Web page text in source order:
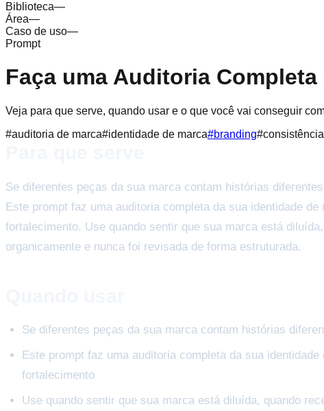
Biblioteca—
Área—
Caso de uso—
Prompt
Faça uma Auditoria Completa
Veja para que serve, quando usar e o que você vai conseguir
#auditoria de marca#identidade de marca#branding#
Se diferentes peças da sua marca contam histórias
Este prompt faz uma auditoria completa da sua identidade
fortalecimento. Use quando sentir que sua marca está
organicamente e nunca foi revisada de forma estruturada.
Se diferentes peças da sua marca contam histórias
Este prompt faz uma auditoria completa da sua
fortalecimento
Use quando sentir que sua marca está diluída, quando